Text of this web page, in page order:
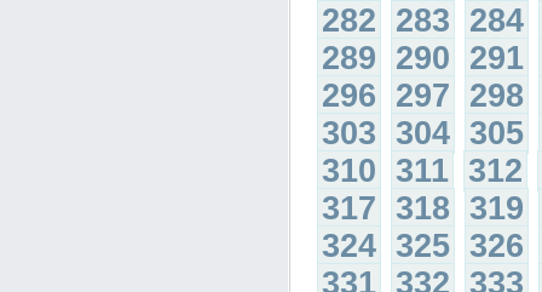
282 283 284
289 290 291
296 297 298
303 304 305
310 311 312
317 318 319
324 325 326
331 332 333